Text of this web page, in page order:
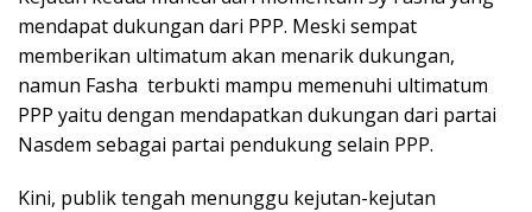
mendapat dukungan dari PPP. Meski sempat
memberikan ultimatum akan menarik dukungan,
namun Fasha terbukti mampu memenuhi ultimatum
PPP yaitu dengan mendapatkan dukungan dari partai
Nasdem sebagai partai pendukung selain PPP.
Kini, publik tengah menunggu kejutan-kejutan